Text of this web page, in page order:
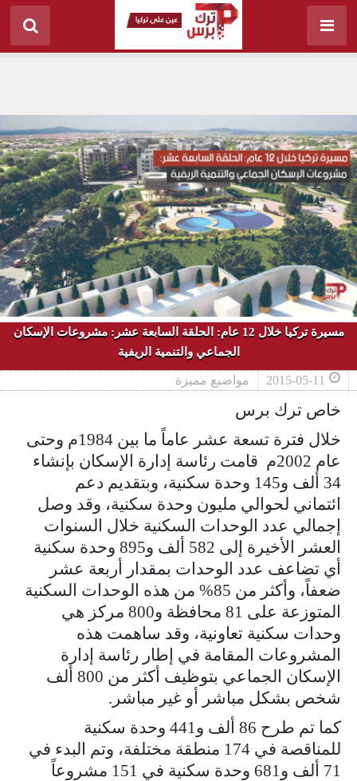
مسيرة تركيا خلال 12 عام: الحلقة السابعة عشر: مشروعات الإسكان
الجماعي والتنمية الريفية
2015-05-11 مواضيع مميزة
خاص ترك برس
خلال فترة تسعة عشر عاماً ما بين 1984م وحتى
عام 2002م قامت رئاسة إدارة الإسكان بإنشاء
34 ألف و145 وحدة سكنية، وبتقديم دعم
ائتماني لحوالي مليون وحدة سكنية، وقد وصل
إجمالي عدد الوحدات السكنية خلال السنوات
العشر الأخيرة إلى 582 ألف و895 وحدة سكنية
أي تضاعف عدد الوحدات بمقدار أربعة عشر
ضعفاً، وأكثر من 85% من هذه الوحدات السكنية
المتوزعة على 81 محافظة و800 مركز هي
وحدات سكنية تعاونية، وقد ساهمت هذه
المشروعات المقامة في إطار رئاسة إدارة
الإسكان الجماعي بتوظيف أكثر من 800 ألف
شخص بشكل مباشر أو غير مباشر.
كما تم طرح 86 ألف و441 وحدة سكنية
للمناقصة في 174 منطقة مختلفة، وتم البدء في
71 ألف و681 وحدة سكنية في 151 مشروعاً